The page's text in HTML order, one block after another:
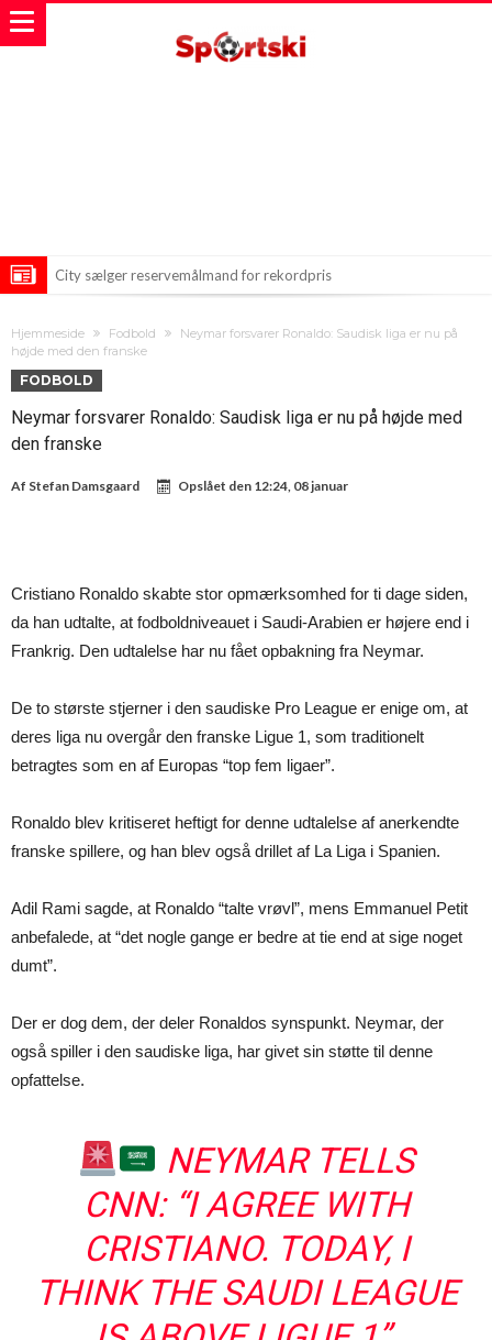
City sælger reservemålmand for rekordpris
Nyt Skud i Stammen: Chelsea Velkommer Valentin Barka med
Langtidskontrakt
Hjemmeside Fodbold
Neymar forsvarer Ronaldo: Saudisk liga er nu på
højde med den franske
FODBOLD
Neymar forsvarer Ronaldo: Saudisk liga er nu på højde med
den franske
Af Stefan Damsgaard Opslået den 12:24, 08 januar
Cristiano Ronaldo skabte stor opmærksomhed for ti dage siden,
da han udtalte, at fodboldniveauet i Saudi-Arabien er højere end i
Frankrig. Den udtalelse har nu fået opbakning fra Neymar.
De to største stjerner i den saudiske Pro League er enige om, at
deres liga nu overgår den franske Ligue 1, som traditionelt
betragtes som en af Europas “top fem ligaer”.
Ronaldo blev kritiseret heftigt for denne udtalelse af anerkendte
franske spillere, og han blev også drillet af La Liga i Spanien.
Adil Rami sagde, at Ronaldo “talte vrøvl”, mens Emmanuel Petit
anbefalede, at “det nogle gange er bedre at tie end at sige noget
dumt”.
Der er dog dem, der deler Ronaldos synspunkt. Neymar, der
også spiller i den saudiske liga, har givet sin støtte til denne
opfattelse.
NEYMAR TELLS
CNN: “I AGREE WITH
CRISTIANO. TODAY, I
THINK THE SAUDI LEAGUE